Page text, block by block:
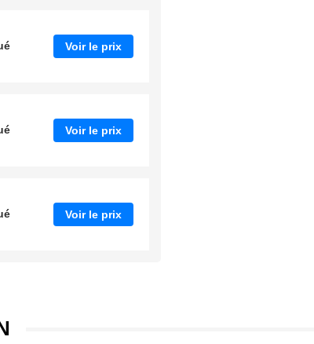
Voir le prix
Voir le prix
Voir le prix